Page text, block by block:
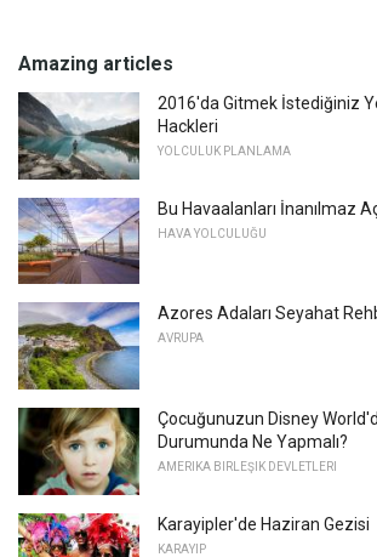
Amazing articles
2016'da Gitmek İstediğiniz
Hackleri
YOLCULUK PLANLAMA
Bu Havaalanları İnanılmaz
HAVA YOLCULUĞU
Azores Adaları Seyahat
AVRUPA
Çocuğunuzun Disney
Durumunda Ne Yapmalı?
AMERIKA BIRLEŞIK DEVLETLERI
Karayipler'de Haziran Gezisi
KARAYIP